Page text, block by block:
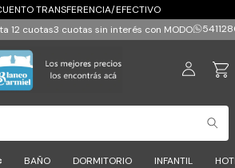
TRANSFERENCIA/EFECTIVO
12 cuotas3 cuotas sin interés con MODO
BAÑO DORMITORIO INFANTIL